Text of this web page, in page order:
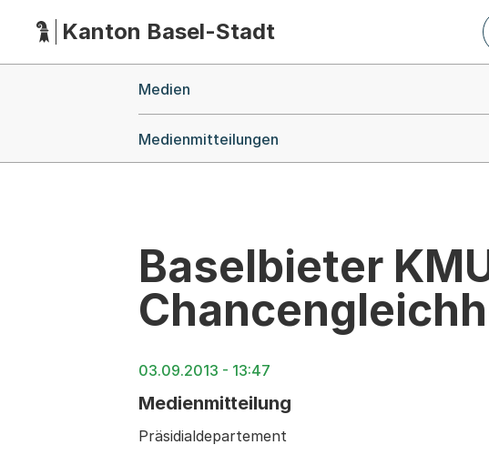
HauptnavigationKanton Basel-Stadt
Medien
Medienmitteilungen
Baselbieter
03.09.2013 - 13:47
Medienmitteilung
Präsidialdepartement